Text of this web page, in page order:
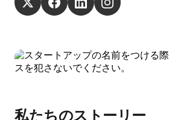
私たちのストーリー